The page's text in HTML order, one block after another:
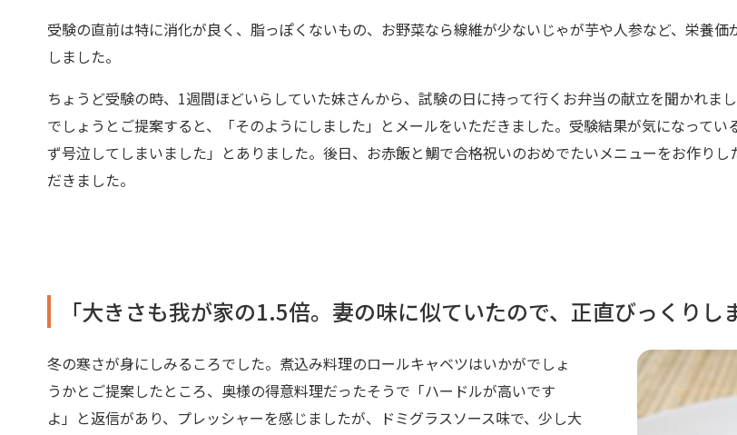
受験の直前は特に消化が良く、脂っぽくないもの、お野菜なら線維が少ないじゃが芋や人参など、栄養
しました。
ちょうど受験の時、1週間ほどいらしていた妹さんから、試験の日に持って行くお弁当の献立を聞かれま
でしょうとご提案すると、「そのようにしました」とメールをいただきました。受験結果が気になって
ず号泣してしまいました」とありました。後日、お赤飯と鯛で合格祝いのおめでたいメニューをお作り
だきました。
「大きさも我が家の1.5倍。妻の味に似ていたので、正直びっくりし
冬の寒さが身にしみるころでした。煮込み料理のロールキャベツはいかがでしょ
うかとご提案したところ、奥様の得意料理だったそうで「ハードルが高いです
よ」と返信があり、プレッシャーを感じましたが、ドミグラスソース味で、少し大